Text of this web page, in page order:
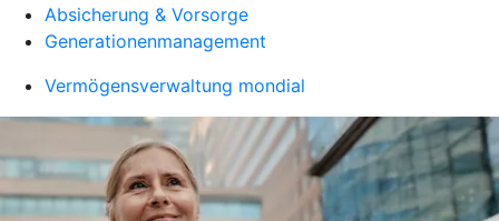
Absicherung & Vorsorge
Generationenmanagement
Vermögensverwaltung mondial